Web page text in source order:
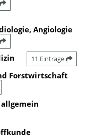
Angiologie
11 Einträge
Forstwirtschaft